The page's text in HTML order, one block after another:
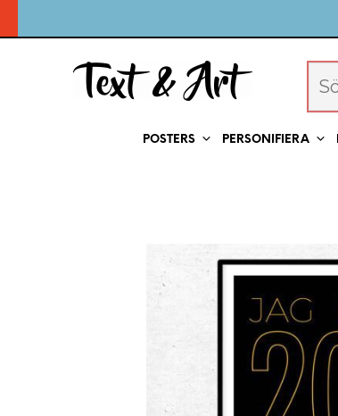
POSTERS PERSONIFIERA